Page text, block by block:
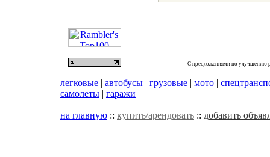
С предложениями по улучшению
легковые | автобусы | грузовые | мото |
самолеты | гаражи
на главную :: купить/арендовать :: добавить